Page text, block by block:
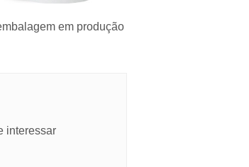
de embalagem em produção